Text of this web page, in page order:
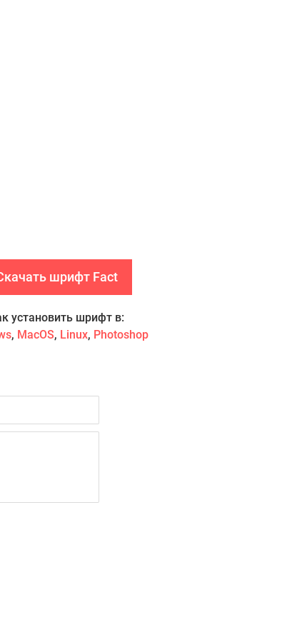
шрифт Fact
установить шрифт в:
, MacOS, Linux, Photoshop